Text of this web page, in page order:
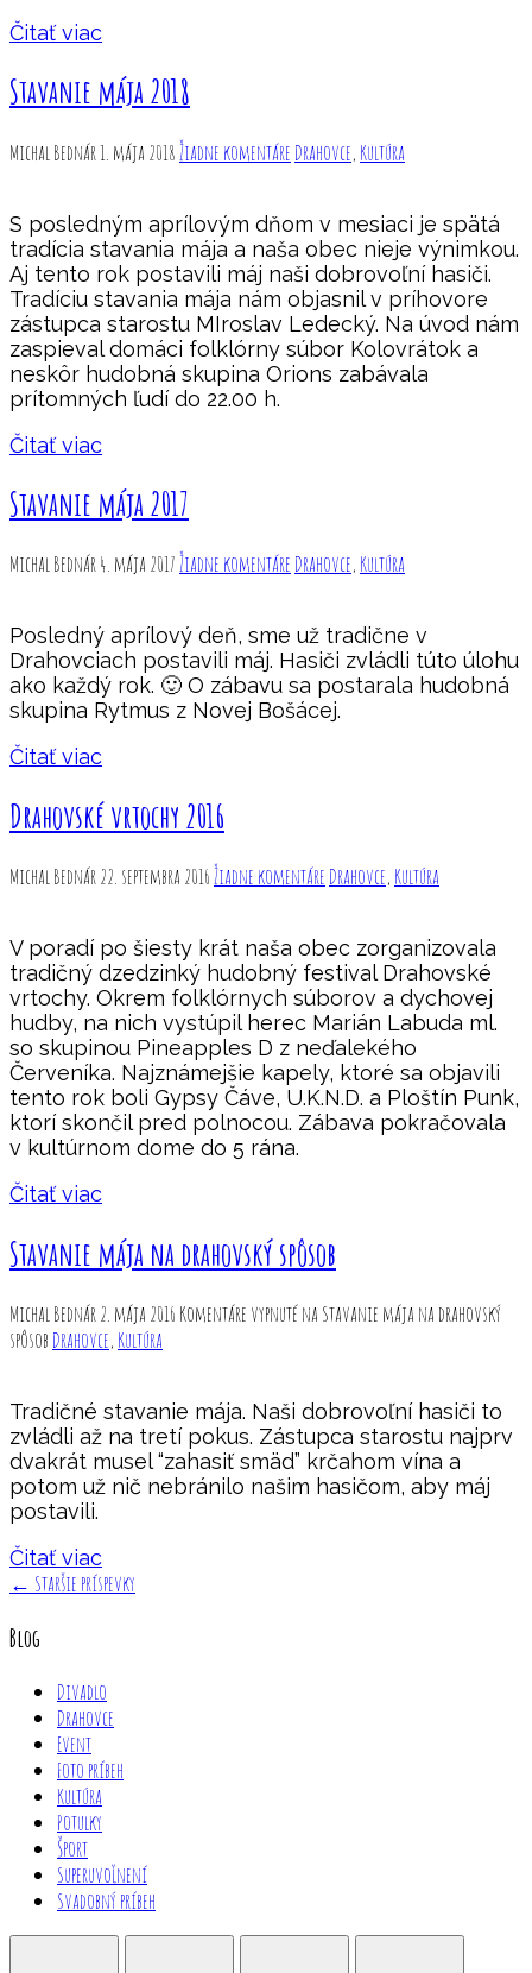
Čitať viac
Stavanie mája 2018
Michal Bednár1. mája 2018 Žiadne komentáre Drahovce, Kultúra
S posledným aprílovým dňom v mesiaci je spätá
tradícia stavania mája a naša obec nieje výnimkou.
Aj tento rok postavili máj naši dobrovoľní hasiči.
Tradíciu stavania mája nám objasnil v príhovore
zástupca starostu MIroslav Ledecký. Na úvod nám
zaspieval domáci folklórny súbor Kolovrátok a
neskôr hudobná skupina Orions zabávala
prítomných ľudí do 22.00 h.
Čitať viac
Stavanie mája 2017
Michal Bednár4. mája 2017Žiadne komentáre Drahovce, Kultúra
Posledný aprílový deň, sme už tradične v
Drahovciach postavili máj. Hasiči zvládli túto úlohu
ako každý rok. 🙂 O zábavu sa postarala hudobná
skupina Rytmus z Novej Bošácej.
Čitať viac
Drahovské vrtochy 2016
Michal Bednár 22. septembra 2016 Žiadne komentáre Drahovce, Kultúra
V poradí po šiesty krát naša obec zorganizovala
tradičný dzedzinký hudobný festival Drahovské
vrtochy. Okrem folklórnych súborov a dychovej
hudby, na nich vystúpil herec Marián Labuda ml.
so skupinou Pineapples D z neďalekého
Červeníka. Najznámejšie kapely, ktoré sa objavili
tento rok boli Gypsy Čáve, U.K.N.D. a Ploštín Punk,
ktorí skončil pred polnocou. Zábava pokračovala
v kultúrnom dome do 5 rána.
Čitať viac
Stavanie mája na drahovský spôsob
Michal Bednár 2. mája 2016 Komentáre vypnuténa Stavanie mája na drahovský
spôsob Drahovce, Kultúra
Tradičné stavanie mája. Naši dobrovoľní hasiči to
zvládli až na tretí pokus. Zástupca starostu najprv
dvakrát musel “zahasiť smäd” krčahom vína a
potom už nič nebránilo našim hasičom, aby máj
postavili.
Čitať viac
← Staršie príspevky
Blog
Divadlo
Drahovce
Event
Foto príbeh
Kultúra
Potulky
Šport
Superuvoľnení
Svadobný príbeh